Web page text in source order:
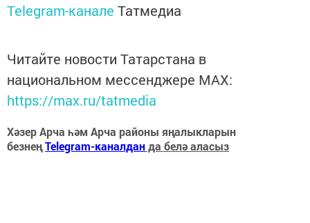
Telegram-канале Татмедиа
Читайте новости Татарстана в
национальном мессенджере MАХ:
https://max.ru/tatmedia
Хәзер Арча һәм Арча районы яңалыкларын
безнеңTelegram-каналданда белә аласыз